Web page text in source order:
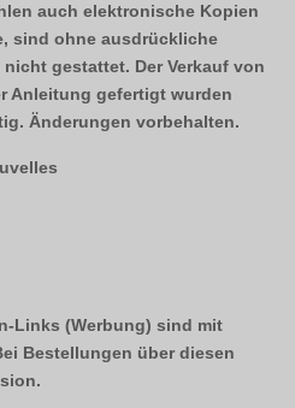
auch elektronische Kopien
sind ohne ausdrückliche
gestattet. Der Verkauf von
Anleitung gefertigt wurden
Änderungen vorbehalten.
Links (Werbung) sind mit
Bestellungen über diesen